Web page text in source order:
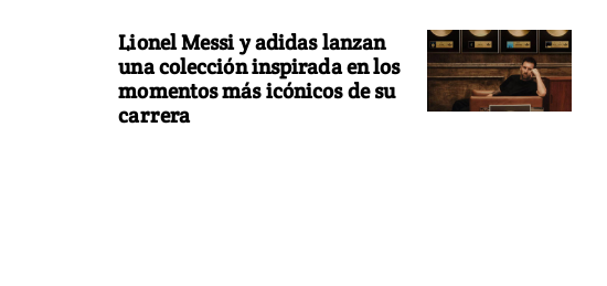
Lionel Messi y adidas lanzan
una colección inspirada en los
momentos más icónicos de su
carrera